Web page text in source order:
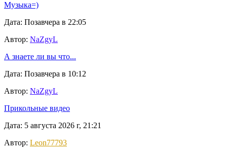
Музыка=)
Дата: Позавчера в 22:05
Автор: NaZgyL
А знаете ли вы что...
Дата: Позавчера в 10:12
Автор: NaZgyL
Прикольные видео
Дата: 5 августа 2026 г, 21:21
Автор: Leon77793